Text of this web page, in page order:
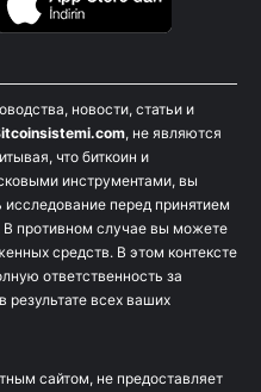
новости, статьи и
, не являются
что биткоин и
инструментами, вы
перед принятием
противном случае вы можете
средств. В этом контексте
ответственность за
результате всех ваших
сайтом, не предоставляет